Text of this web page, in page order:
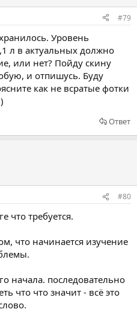
#79
Уровень
л в актуальных должно
или нет? Пойду скину
и отпишусь. Буду
как не всратые фотки
Ответ
#80
что требуется.
что начинается изучение
начала. последовательно
что что значит - всё это